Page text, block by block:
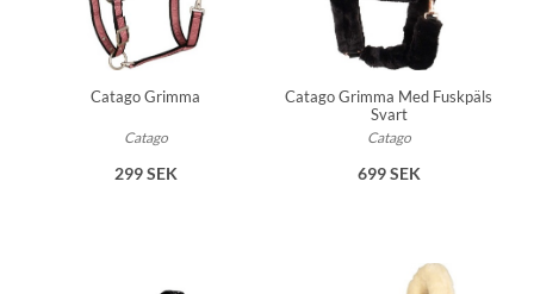
Catago Grimma
Catago
299 SEK
Catago Grimma Med Fuskpäls
Svart
Catago
699 SEK